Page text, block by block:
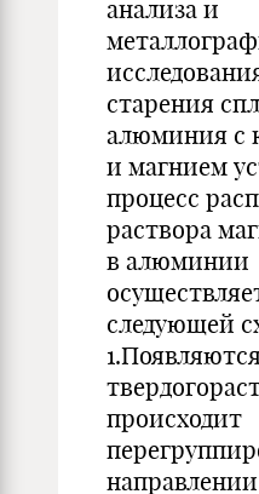
анализа и
старения
алюминия с
и магнием
процесс
раствора
в алюминии
следующей
происходит